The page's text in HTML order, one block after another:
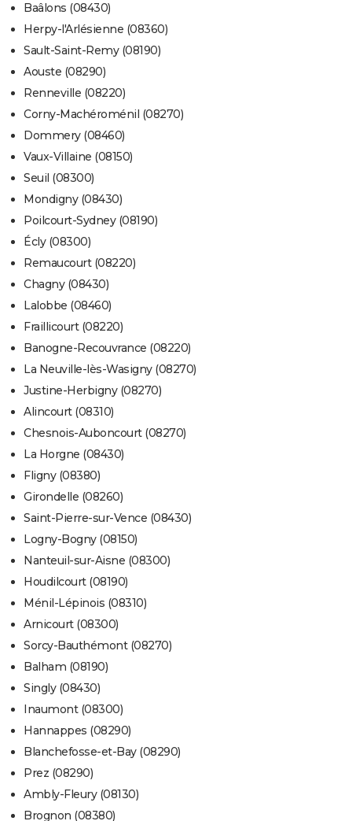
Baâlons (08430)
Herpy-l'Arlésienne (08360)
Sault-Saint-Remy (08190)
Aouste (08290)
Renneville (08220)
Corny-Machéroménil (08270)
Dommery (08460)
Vaux-Villaine (08150)
Seuil (08300)
Mondigny (08430)
Poilcourt-Sydney (08190)
Écly (08300)
Remaucourt (08220)
Chagny (08430)
Lalobbe (08460)
Fraillicourt (08220)
Banogne-Recouvrance (08220)
La Neuville-lès-Wasigny (08270)
Justine-Herbigny (08270)
Alincourt (08310)
Chesnois-Auboncourt (08270)
La Horgne (08430)
Fligny (08380)
Girondelle (08260)
Saint-Pierre-sur-Vence (08430)
Logny-Bogny (08150)
Nanteuil-sur-Aisne (08300)
Houdilcourt (08190)
Ménil-Lépinois (08310)
Arnicourt (08300)
Sorcy-Bauthémont (08270)
Balham (08190)
Singly (08430)
Inaumont (08300)
Hannappes (08290)
Blanchefosse-et-Bay (08290)
Prez (08290)
Ambly-Fleury (08130)
Brognon (08380)